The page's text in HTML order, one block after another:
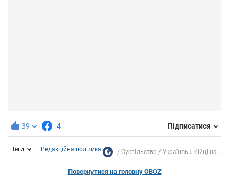
39 4 Підписатися
Теги Редакційна політика Суспільство Українські бійці на...
Повернутися на головну OBOZ